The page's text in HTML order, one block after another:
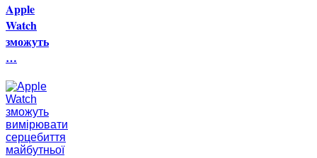
Apple
Watch
зможуть
…